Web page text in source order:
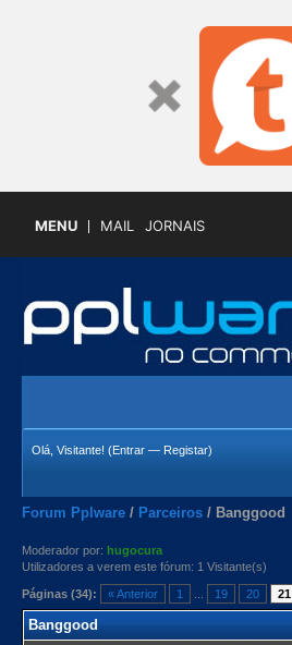
MENU MAIL JORNAIS
Olá, Visitante! (Entrar — Registar)
Forum Pplware / Parceiros / Banggood
Moderador por: hugocura
Utilizadores a verem este fórum: 1 Visitante(s)
Páginas (34): « Anterior 1 19 20 21
Banggood